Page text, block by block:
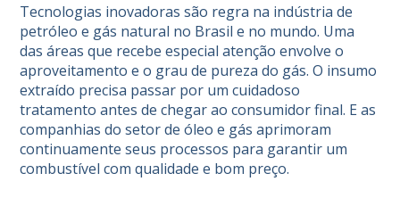
Tecnologias inovadoras são regra na indústria de
petróleo e gás natural no Brasil e no mundo. Uma
das áreas que recebe especial atenção envolve o
aproveitamento e o grau de pureza do gás. O insumo
extraído precisa passar por um cuidadoso
tratamento antes de chegar ao consumidor final. E as
companhias do setor de óleo e gás aprimoram
continuamente seus processos para garantir um
combustível com qualidade e bom preço.